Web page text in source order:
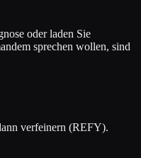
oder laden Sie
sprechen wollen, sind
verfeinern (REFY).